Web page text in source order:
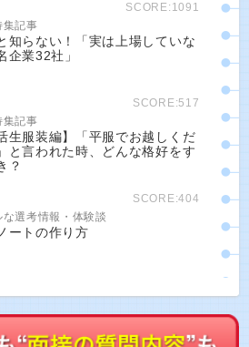
SCORE:1091
集記事
知らない！「実は上場していな
企業32社」
SCORE:517
集記事
生服装編】「平服でお越しくだ
と言われた時、どんな格好をす
？
SCORE:404
な選考情報・体験談
ートの作り方